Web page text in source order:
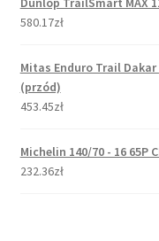
580.17zł
Mitas Enduro Trail Dakar
(przód)
453.45zł
Michelin 140/70 - 16 65P
232.36zł